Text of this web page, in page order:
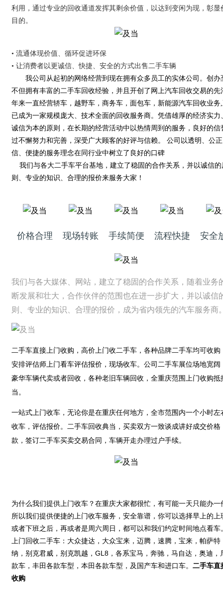
利用，通过专业的回收通道发挥其剩余价值，以达到变闲为现，彰显
目的。
• 流通体现价值、循环促进环保
• 让消费者以更诚信、快捷、安全的方式出售二手车辆
我公司从起初的网络经营到现在拥有众多员工的实体公司。创办
不但拥有丰富的二手车回收经验，并且开创了网上汽车回收交易的先
年来一直经营轿车，越野车，商务车，面包车，新能源汽车回收业务
已成为一家规模庞大、技术全面的回收服务商。凭借雄厚的经济实力
诚信为本的原则，在长期的经营活动中以热情周到的服务，良好的信
过不懈努力和完善，深受广大顾客的好评与信赖。 公司以透明、公
信、便捷的服务理念在同行业中树立了良好的口碑
我们与各大二手车平台基地，建立了稳固的合作关系，并以诚信的
则、专业的知识、合理的报价来服务大家！
价格合理 现场转账 手续简便 流程快捷 安全
我们与各大媒体、网站，建立了稳固的合作关系，随着业务
断发展和壮大，合作伙伴的范围也在进一步扩大，并以诚信
则、专业的知识、合理的报价，成为省内领先的汽车服务商
二手车直接上门收购，高价上门收二手车，各种品牌二手车均可收购
安排评估师上门看车评估报价，现场收车。公司二手车展位场地宽阔
豪华车辆代卖或者回收，各种老旧车辆回收，全重庆范围上门收购抵
当。
一站式上门收车，无论你是在重庆任何地方，全市范围内一个小时左
收车，评估报价。二手车回收典当，买卖双方一致谈成讲好成交价格
款，签订二手车买卖交易合同，车辆开走办理过户手续。
为什么我们提供上门收车？在重庆大家都很忙，有可能一天只能办一
所以我们提供便捷的上门收车服务，安全靠谱，你可以选择早上的上
或者下班之后，再或者是周六周日，都可以和我们约定时间地点看车
上门回收二手车：大众捷达，大众宝来，迈腾，速腾，宝来，帕萨特
纳，别克君威，别克凯越，GL8，各系宝马，奔驰，马自达，奥迪，
款车，丰田各款车型，本田各款车型，及国产车和进口车。 二手车直
收购